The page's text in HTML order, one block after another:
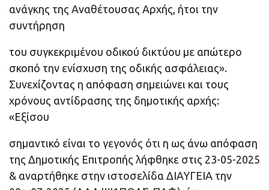
ανάγκης της Αναθέτουσας Αρχής, ήτοι την
συντήρηση
του συγκεκριμένου οδικού δικτύου με απώτερο
σκοπό την ενίσχυση της οδικής ασφάλειας».
Συνεχίζοντας η απόφαση σημειώνει και τους
χρόνους αντίδρασης της δημοτικής αρχής:
«Εξίσου
σημαντικό είναι το γεγονός ότι η ως άνω απόφαση
της Δημοτικής Επιτροπής λήφθηκε στις 23-05-2025
& αναρτήθηκε στην ιστοσελίδα ΔΙΑΥΓΕΙΑ την